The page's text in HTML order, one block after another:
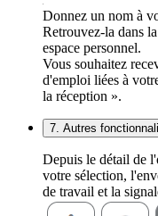
Donnez un nom à
Retrouvez-la dans
espace personnel.
Vous souhaitez
d'emploi liées à
la réception ».
7. Autres
Depuis le détail de
votre sélection,
de travail et la